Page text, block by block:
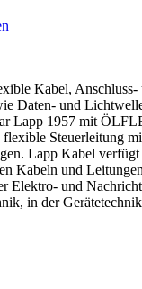
Kabel, Anschluss-
Daten- und
Lapp 1957 mit
Steuerleitung
Lapp Kabel verfügt
Kabeln und
Elektro- und
in der